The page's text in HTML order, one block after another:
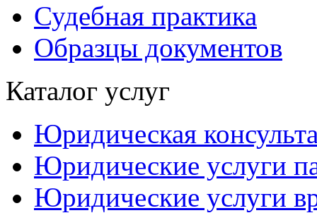
Судебная практика
Образцы документов
Каталог услуг
Юридическая
Юридические услуги
Юридические услуги